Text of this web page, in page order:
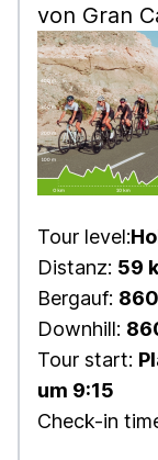
von Gran
Tour level:
Distanz: 59
Bergauf:
Downhill:
Tour start:
um 9:15
Check-in